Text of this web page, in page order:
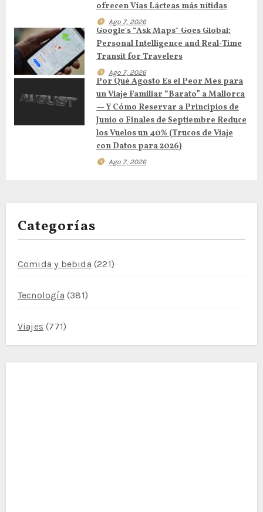
e
e
n
t
r
s
ofrecen Vías Lácteas más nítidas
Ago 7, 2026
Google’s “Ask Maps” Goes Global:
Personal Intelligence and Real‑Time
Transit for Travelers
Ago 7, 2026
Por Qué Agosto Es el Peor Mes para
un Viaje Familiar “Barato” a Mallorca
— Y Cómo Reservar a Principios de
Junio o Finales de Septiembre Reduce
los Vuelos un 40% (Trucos de Viaje
con Datos para 2026)
Ago 7, 2026
Categorías
Comida y bebida (221)
Tecnología (381)
Viajes (771)